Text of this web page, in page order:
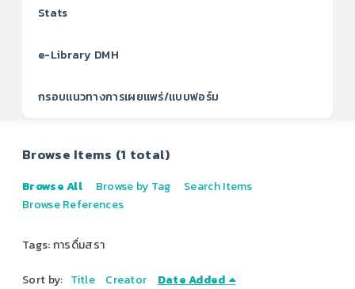
Stats
e-Library DMH
กรอบแนวทางการเผยแพร่/แบบฟอร์ม
Browse Items (1 total)
Browse All Browse by Tag
Search Items
Browse References
Tags: การดื่มสรา
Sort by: Title Creator Date Added